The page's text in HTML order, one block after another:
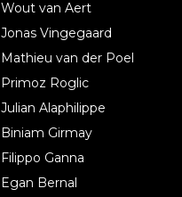
Wout van Aert
Jonas Vingegaard
Mathieu van der Poel
Primoz Roglic
Julian Alaphilippe
Biniam Girmay
Filippo Ganna
Egan Bernal